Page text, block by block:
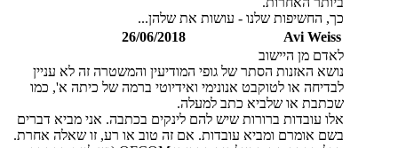
כך, החשיפות שלנו - עושות את שלהן...
Avi Weiss
26/06/2018
לאדם מן היישוב
נושא האזנות הסתר של גופי המודיעין והמשטרה זה לא עניין
לבדיחה או לטוקבט אנונימי ואידיוטי ברמה של כיתה א', כמו
שכתבת או שלביא כתב למעלה.
אלו עובדות ברורות שיש להם לינקים בכתבה. אני מביא דברים
בשם אומרם ומביא עובדות. אם זה טוב או רע, זו שאלה אחרת.